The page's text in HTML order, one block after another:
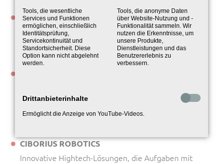
Ermittlungsdienste und Personenschutz:
Unsere erfahrenen Mitarbeiter stehen bereit, um
Ermittlungen durchzuführen oder Einzelpersonen zu
schützen.
einschließlich kontaktloser Fiebermessung, mobiler
Einbruchmeldeanlagen und Videofernüberwachung,
CIBORIUS ROBOTICS
Innovative Hightech-Lösungen, die Aufgaben mit
Tools, die wesentliche
Services und Funktionen
ermöglichen, einschließlich
Identitätsprüfung,
Servicekontinuität und
Standortsicherheit. Diese
Option kann nicht abgelehnt
werden.
Tools, die anonyme Daten
über Website-Nutzung und -
Funktionalität sammeln. Wir
nutzen die Erkenntnisse, um
unsere Produkte,
Dienstleistungen und das
Benutzererlebnis zu
verbessern.
Drittanbieterinhalte
Ermöglicht die Anzeige von YouTube-Videos.